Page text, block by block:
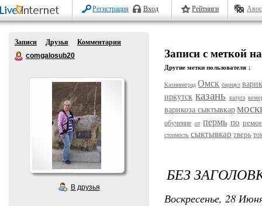
Регистрация Вход Рейтинги
Записи Друзья
Комментарии
comgalosub20
В друзья
Записи с меткой на
Другие метки пользователя ↓
Калининград Омск барнаул
иркутск казань калуга
варикоза сыктывкар
обучение от пермь по
стоимость сыктывкар тверь
БЕЗ
Воскресенье, 28